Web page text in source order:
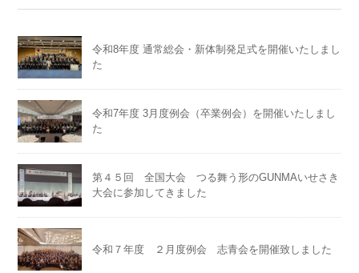
令和8年度 通常総会・新体制発足式を開催いたしまし
た
令和7年度 3月度例会（卒業例会）を開催いたしまし
た
第４５回 全国大会 つる舞う形のGUNMAいせさき
大会に参加してきました
令和７年度 ２月度例会 志青会を開催致しました